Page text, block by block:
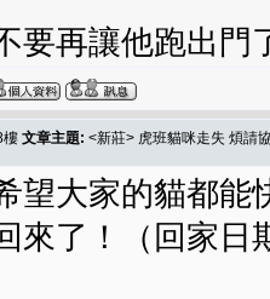
要再讓他跑出
文章主題: <新莊> 虎班貓咪走失 煩請
望大家的貓都能
來了！（回家日